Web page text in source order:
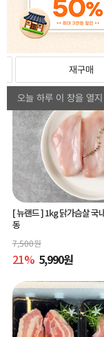
재구매
오늘 하루 이 창을 열
강원더
강원더몰
[ 뉴랜드 ]1kg 닭가슴살 국
동
7,500원
21% 5,990원